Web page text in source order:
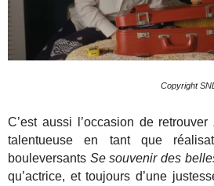
Copyright
C’est aussi l’occasion de
talentueuse en tant que
bouleversants Se souvenir des
qu’actrice, et toujours d’une